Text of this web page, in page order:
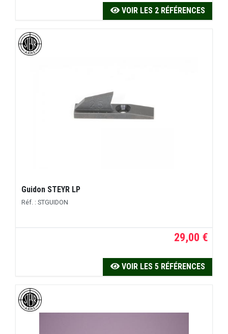
VOIR LES 2 RÉFÉRENCES
Guidon STEYR LP
Réf. : STGUIDON
29,00 €
VOIR LES 5 RÉFÉRENCES